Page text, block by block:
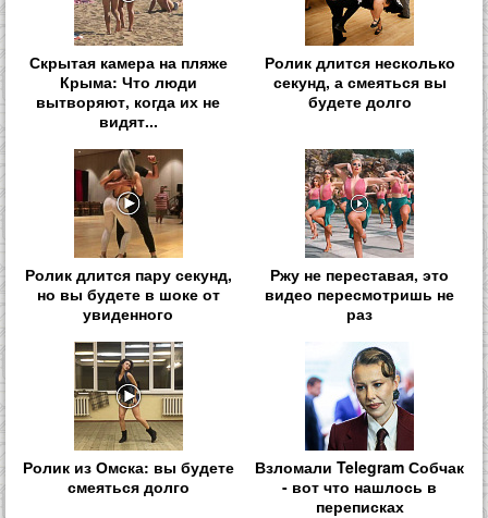
Скрытая камера на пляже
Крыма: Что люди
вытворяют, когда их не
видят...
Ролик длится несколько
секунд, а смеяться вы
будете долго
Ролик длится пару секунд,
но вы будете в шоке от
увиденного
Ржу не переставая, это
видео пересмотришь не
раз
Ролик из Омска: вы будете
смеяться долго
Взломали Telegram Собчак
- вот что нашлось в
переписках